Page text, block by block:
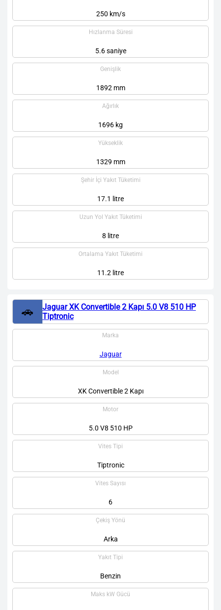
250 km/s
Hızlanma Süresi
5.6 saniye
Genişlik
1892 mm
Ağırlık
1696 kg
Yükseklik
1329 mm
Şehir İçi Yakıt Tüketimi
17.1 litre
Uzun Yol Yakıt Tüketimi
8 litre
Ortalama Yakıt Tüketimi
11.2 litre
🚗
Jaguar XK Convertible 2 Kapı 5.0 V8 510 HP
Tiptronic
Marka
Jaguar
Model
XK Convertible 2 Kapı
Motor
5.0 V8 510 HP
Vites Tipi
Tiptronic
Vites Sayısı
6
Çekiş Yönü
Arka
Yakıt Tipi
Benzin
Maks kW Gücü